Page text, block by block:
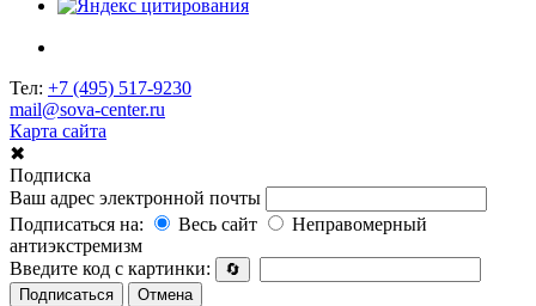
Тел: +7 (495) 517-9230
mail@sova-center.ru
Карта сайта
✖
Подписка
Ваш адрес электронной почты
Подписаться на:
Весь сайт
Неправомерный
антиэкстремизм
Введите код с картинки:
🔄
Подписаться
Отмена